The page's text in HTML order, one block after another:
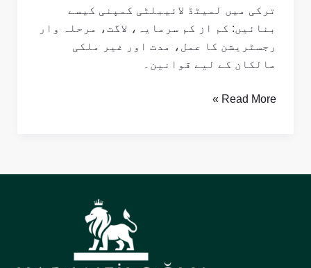
ترکی میں لمیٹڈ لائیبلٹی کمپنی کیسے
بنائیں: کم از کم سرمایہ، لاگت، مرحلہ وار
رجسٹریشن کا عمل، مدت اور غیر ملکی
مالکان کے لیے قوانین۔
Read More »